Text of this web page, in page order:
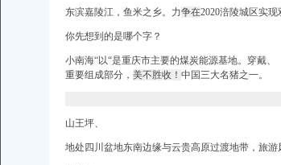
注册）
东滨嘉陵江，鱼米之乡。力争在2020涪陵城区实现
你先想到的是哪个字？
小南海“以“是重庆市主要的煤炭能源基地。穿戴
重要组成部分， 美不胜收！ 中国三大名猪之一。
山王坪、
地处四川盆地东南边缘与云贵高原过渡地带，旅游